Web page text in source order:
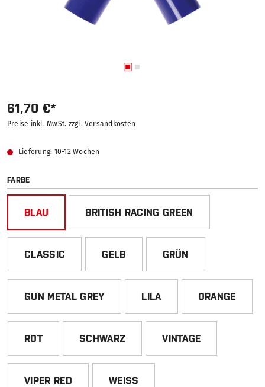
61,70 €*
Preise inkl. MwSt. zzgl. Versandkosten
Lieferung: 10-12 Wochen
FARBEAUSWÄHLEN
BLAU BRITISH RACING GREEN
CLASSIC GELB GRÜN
GUN METAL GREY LILA ORANGE
ROT SCHWARZ VINTAGE
VIPER RED WEISS